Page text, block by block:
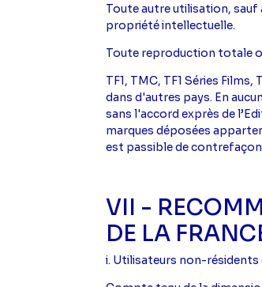
Toute autre utilisation,
propriété intellectuelle.
Toute reproduction totale
TF1, TMC, TF1 Séries Films,
dans d'autres pays. En
sans l'accord exprès de
marques déposées
est passible de
VII -
DE LA
i. Utilisateurs non-résidents